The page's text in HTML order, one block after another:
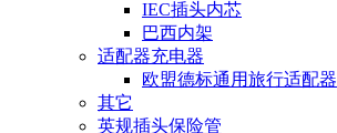
IEC插头内芯
巴西内架
适配器充电器
欧盟德标通用旅行适配器
其它
英规插头保险管